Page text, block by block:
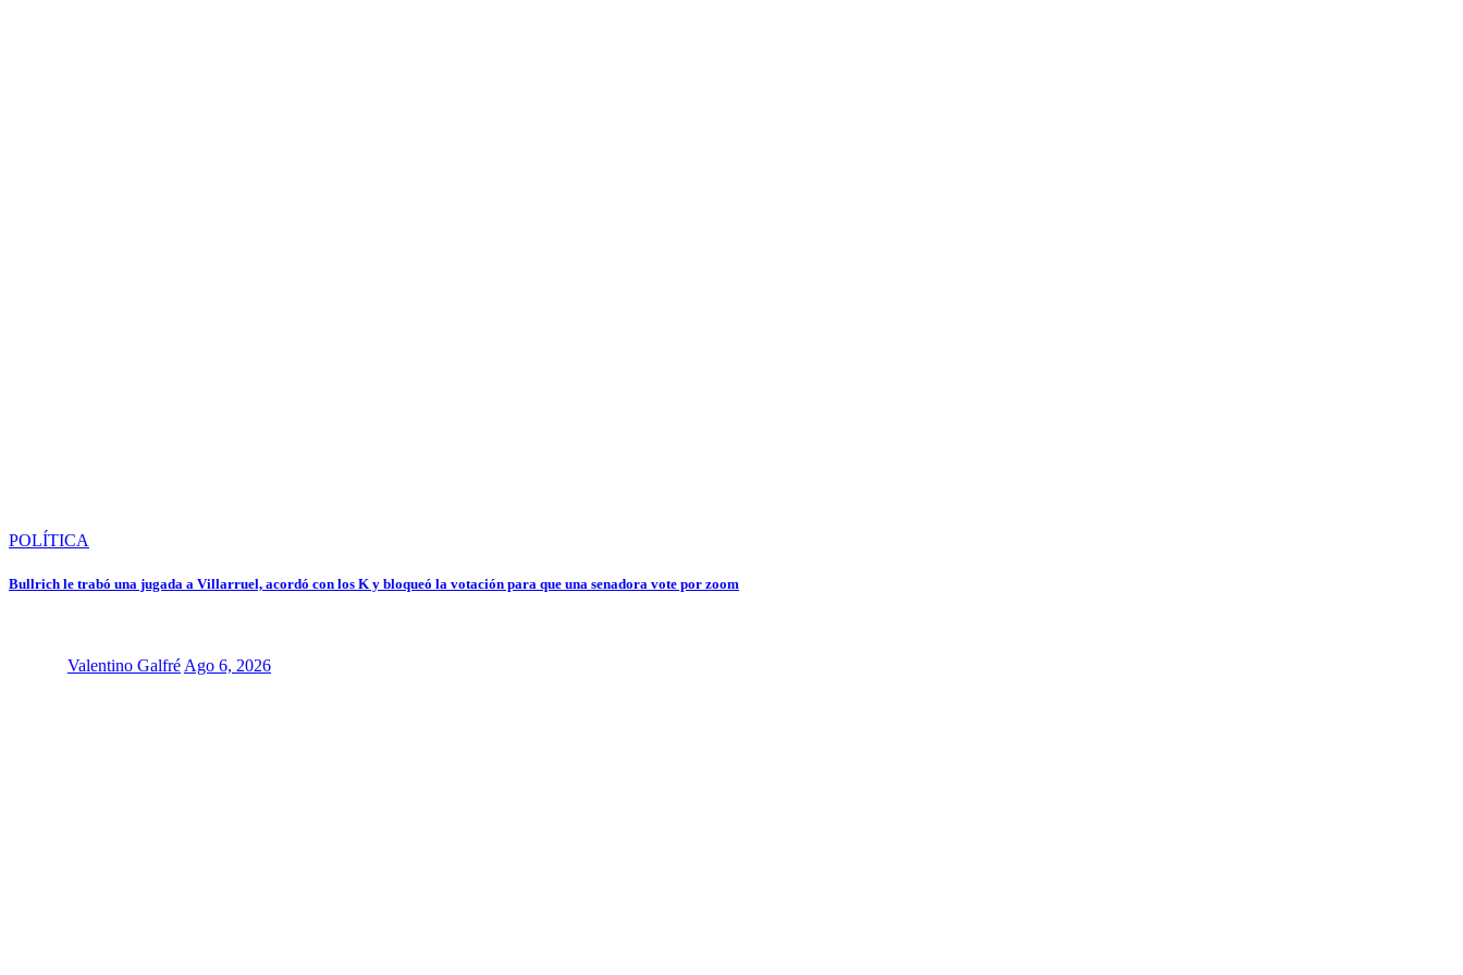
POLÍTICA
Bullrich le trabó una jugada a Villarruel, acordó con los K y bloqueó la votación para que una senadora vote por zoom
Valentino Galfré Ago 6, 2026